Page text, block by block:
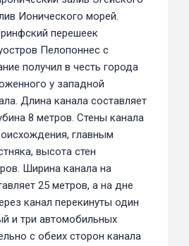
Ионического морей.
перешеек
Пелопоннес с
получил в честь города
у западной
Длина канала составляет
8 метров. Стены канала
главным
высота стен
Ширина канала на
25 метров, а на дне
канал перекинуты один
и три автомобильных
с обеих сторон канала